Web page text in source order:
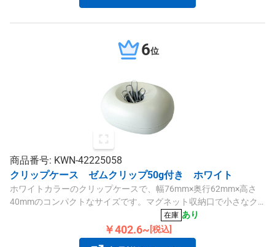
6位
商品番号: KWN-42225058
クリップケース ゼムクリップ50g付き ホワイト
ホワイトカラーのクリップケースで、幅76mm×奥行62mm×高さ
40mmのコンパクトなサイズです。マグネット収納口で小さなク
リップをしっかりキープし、ゼムクリップ50g（約120個付属）も
在庫 あり
￥402.6~ [税込]